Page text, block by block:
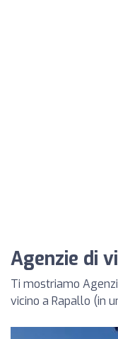
Agenzie di
Ti mostriamo
vicino a Rapallo (in